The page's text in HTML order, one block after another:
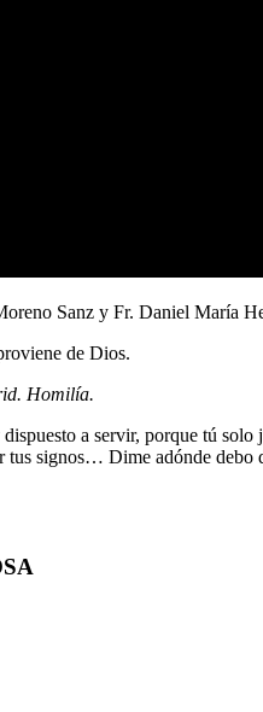
Sanz y Fr. Daniel María
de Dios.
Homilía.
a servir, porque tú
tus signos… Dime adónde